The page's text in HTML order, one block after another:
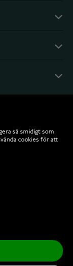
så smidigt som
cookies för att